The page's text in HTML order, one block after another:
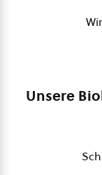
Unsere